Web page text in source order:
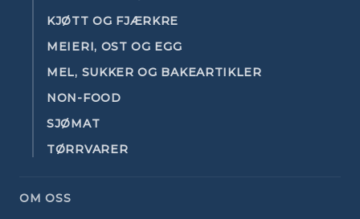
KJØTT OG FJÆRKRE
MEIERI, OST OG EGG
MEL, SUKKER OG BAKEARTIKLER
NON-FOOD
SJØMAT
TØRRVARER
OM OSS